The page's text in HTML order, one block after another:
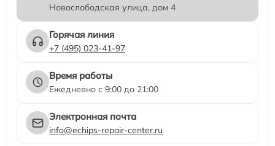
Новослободская улица, дом 4
Горячая линия
+7 (495) 023-41-97
Время работы
Ежедневно с 9:00 до 21:00
Электронная почта
info@echips-repair-center.ru